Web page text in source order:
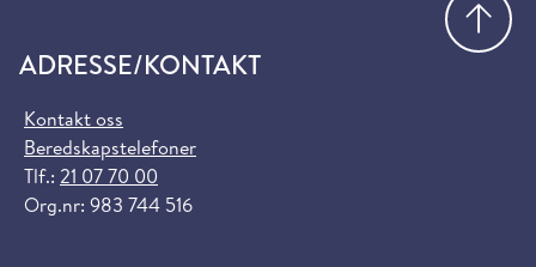
ADRESSE/KONTAKT
Kontakt oss
Beredskapstelefoner
Tlf.: 21 07 70 00
Org.nr: 983 744 516